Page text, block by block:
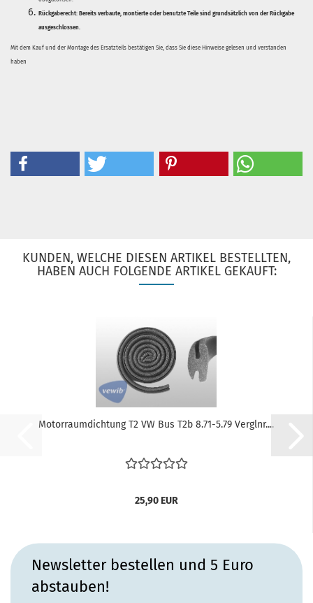
Rückgaberecht: Bereits verbaute, montierte oder benutzte Teile sind grundsätzlich von der Rückgabe
ausgeschlossen.
Mit dem Kauf und der Montage des Ersatzteils bestätigen Sie, dass Sie diese Hinweise gelesen und verstanden
haben
KUNDEN, WELCHE DIESEN ARTIKEL BESTELLTEN,
HABEN AUCH FOLGENDE ARTIKEL GEKAUFT:
Motorraumdichtung T2 VW Bus T2b 8.71-5.79 Verglnr....
25,90 EUR
Newsletter bestellen und 5 Euro
abstauben!